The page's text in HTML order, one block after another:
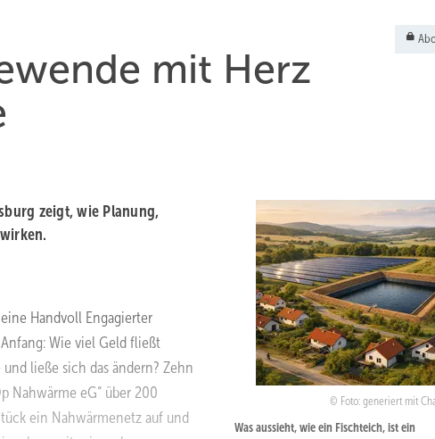
mit Herz
Foto: generiert mit
Was aussieht, wie ein Fischteich, ist ein
zeigt, wie Planung,
Handvoll Engagierter
Wie viel Geld fließt
ließe sich das ändern? Zehn
Nahwärme eG“ über 200
ein Nahwärmenetz auf und